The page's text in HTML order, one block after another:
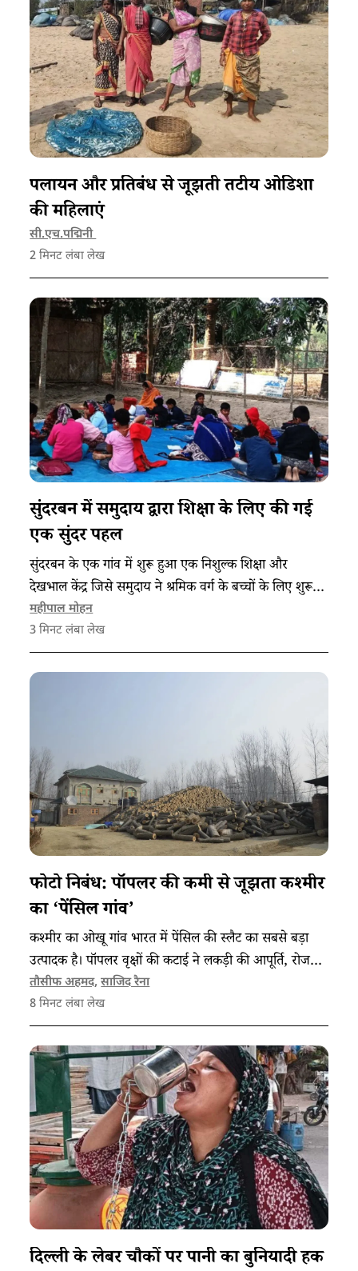
पलायन और प्रतिबंध से जूझती तटीय ओडिशा
की महिलाएं​
सी.एच.पद्मिनी ​
2 मिनट लंबा लेख
सुंदरबन में समुदाय द्वारा शिक्षा के लिए की गई
एक सुंदर पहल
सुंदरबन के एक गांव में शुरू हुआ एक निशुल्क शिक्षा और
देखभाल केंद्र जिसे समुदाय ने श्रमिक वर्ग के बच्चों के लिए शुरू
किया है।
महीपाल मोहन
3 मिनट लंबा लेख
फोटो निबंध: पॉपलर की कमी से जूझता कश्मीर
का ‘पेंसिल गांव’​
कश्मीर का ओखू गांव भारत में पेंसिल की स्लैट का सबसे बड़ा
उत्पादक है। पॉपलर वृक्षों की कटाई ने लकड़ी की आपूर्ति, रोजगार
और स्थानीय अर्थव्यवस्था—तीनों को संकट में डाल दिया है।
​​तौसीफ अहमद,​​साजिद रैना​
8 मिनट लंबा लेख
दिल्ली के लेबर चौकों पर पानी का बुनियादी हक